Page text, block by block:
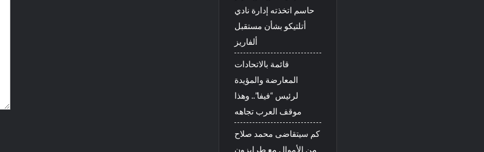
حاسم اتخذته إدارة نادي
أتلتيكو بشأن مستقبل
ألفاريز
قائمة بالاتحادات
المعارضة والمؤيدة
لرئيس “فيفا”.. وهذا
موقف العرب تجاهه
كم سيتقاضى محمد صلاح
من الأموال مع طرابزون